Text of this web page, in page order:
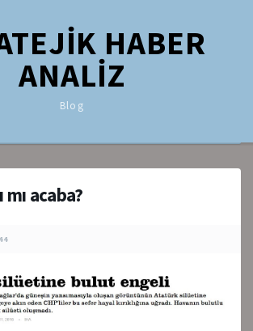
HABER
ANALİZ
Blog
mı acaba?